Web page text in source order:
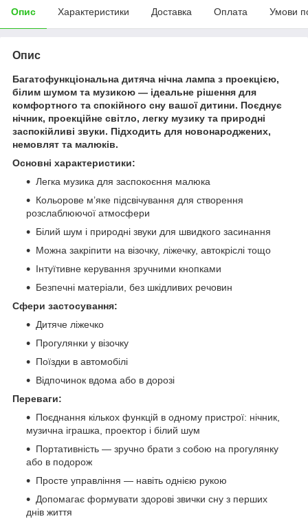
Опис Характеристики Доставка Оплата Умови
Опис
Багатофункціональна дитяча нічна лампа з проекцією,
білим шумом та музикою — ідеальне рішення для
комфортного та спокійного сну вашої дитини. Поєднує
нічник, проекційне світло, легку музику та природні
заспокійливі звуки. Підходить для новонароджених,
немовлят та малюків.
Основні характеристики:
Легка музика для заспокоєння малюка
Кольорове м’яке підсвічування для створення
розслаблюючої атмосфери
Білий шум і природні звуки для швидкого засинання
Можна закріпити на візочку, ліжечку, автокріслі тощо
Інтуїтивне керування зручними кнопками
Безпечні матеріали, без шкідливих речовин
Сфери застосування:
Дитяче ліжечко
Прогулянки у візочку
Поїздки в автомобілі
Відпочинок вдома або в дорозі
Переваги:
Поєднання кількох функцій в одному пристрої: нічник,
музична іграшка, проектор і білий шум
Портативність — зручно брати з собою на прогулянку
або в подорож
Просте управління — навіть однією рукою
Допомагає формувати здорові звички сну з перших
днів життя